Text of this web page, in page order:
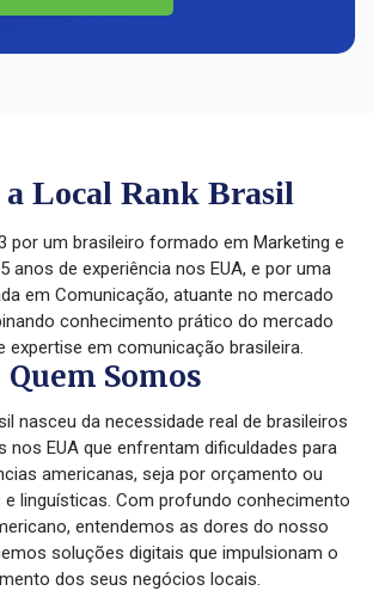
a Local Rank Brasil
por um brasileiro formado em Marketing e
anos de experiência nos EUA, e por uma
em Comunicação, atuante no mercado
conhecimento prático do mercado
expertise em comunicação brasileira.
Quem Somos
nasceu da necessidade real de brasileiros
nos EUA que enfrentam dificuldades para
americanas, seja por orçamento ou
e linguísticas. Com profundo conhecimento
entendemos as dores do nosso
soluções digitais que impulsionam o
dos seus negócios locais.